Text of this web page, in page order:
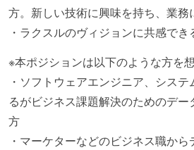
方。新しい技術に興味を持ち、業務
・ラクスルのヴィジョンに共感でき
※本ポジションは以下のような方を
・ソフトウェアエンジニア、シス
るがビジネス課題解決のためのデ
方
・マーケターなどのビジネス職か